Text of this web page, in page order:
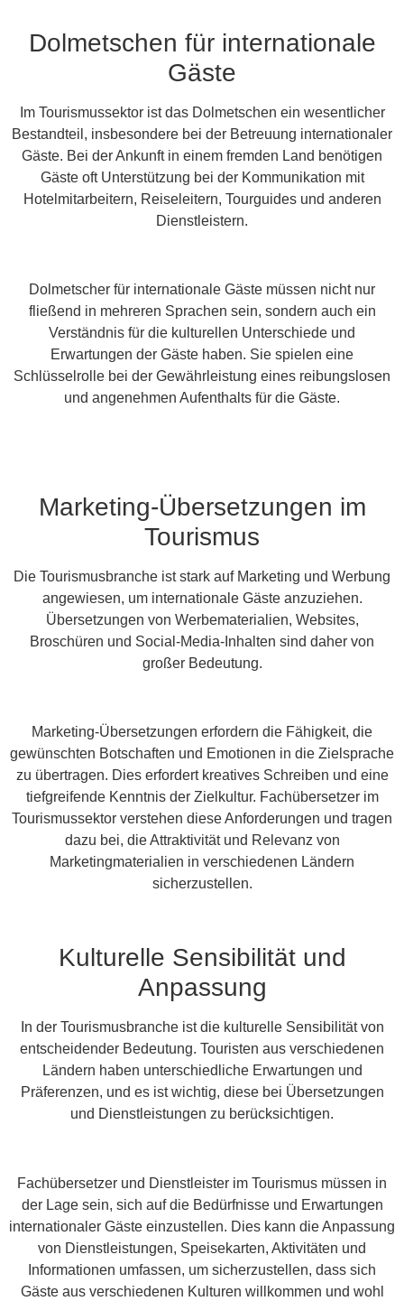
Dolmetschen für internationale
Gäste
Im Tourismussektor ist das Dolmetschen ein wesentlicher
Bestandteil, insbesondere bei der Betreuung internationaler
Gäste. Bei der Ankunft in einem fremden Land benötigen
Gäste oft Unterstützung bei der Kommunikation mit
Hotelmitarbeitern, Reiseleitern, Tourguides und anderen
Dienstleistern.
Dolmetscher für internationale Gäste müssen nicht nur
fließend in mehreren Sprachen sein, sondern auch ein
Verständnis für die kulturellen Unterschiede und
Erwartungen der Gäste haben. Sie spielen eine
Schlüsselrolle bei der Gewährleistung eines reibungslosen
und angenehmen Aufenthalts für die Gäste.
Marketing-Übersetzungen im
Tourismus
Die Tourismusbranche ist stark auf Marketing und Werbung
angewiesen, um internationale Gäste anzuziehen.
Übersetzungen von Werbematerialien, Websites,
Broschüren und Social-Media-Inhalten sind daher von
großer Bedeutung.
Marketing-Übersetzungen erfordern die Fähigkeit, die
gewünschten Botschaften und Emotionen in die Zielsprache
zu übertragen. Dies erfordert kreatives Schreiben und eine
tiefgreifende Kenntnis der Zielkultur. Fachübersetzer im
Tourismussektor verstehen diese Anforderungen und tragen
dazu bei, die Attraktivität und Relevanz von
Marketingmaterialien in verschiedenen Ländern
sicherzustellen.
Kulturelle Sensibilität und
Anpassung
In der Tourismusbranche ist die kulturelle Sensibilität von
entscheidender Bedeutung. Touristen aus verschiedenen
Ländern haben unterschiedliche Erwartungen und
Präferenzen, und es ist wichtig, diese bei Übersetzungen
und Dienstleistungen zu berücksichtigen.
Fachübersetzer und Dienstleister im Tourismus müssen in
der Lage sein, sich auf die Bedürfnisse und Erwartungen
internationaler Gäste einzustellen. Dies kann die Anpassung
von Dienstleistungen, Speisekarten, Aktivitäten und
Informationen umfassen, um sicherzustellen, dass sich
Gäste aus verschiedenen Kulturen willkommen und wohl